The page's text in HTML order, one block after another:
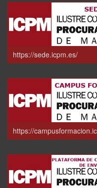
https://sede.icpm.es/
https://